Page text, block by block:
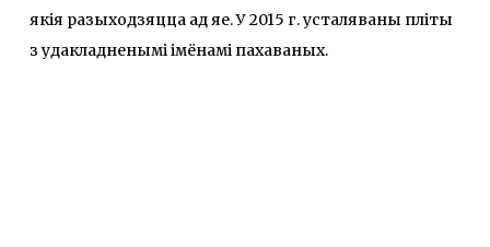
якія разыходзяцца ад яе. У 2015 г. усталяваны пліты
з удакладненымі імёнамі пахаваных.